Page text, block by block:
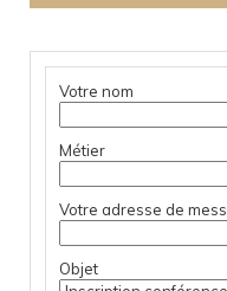
Votre nom
Métier
Votre adresse de
Objet